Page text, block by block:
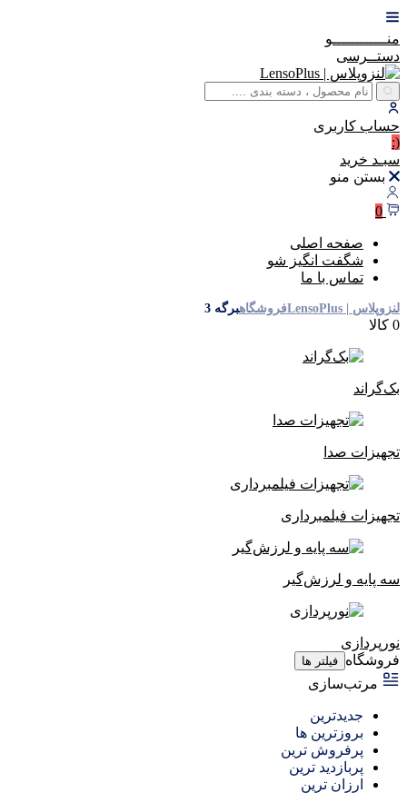
منــــــــــــو
دستــرسی
حساب کاربری
(:
سبـد خرید
بستن منو
0
صفحه اصلی
شگفت انگیز شو
تماس با ما
لنزوپلاس | LensoPlus فروشگاهبرگه 3
0 کالا
بک‌گراند
تجهیزات صدا
تجهیزات فیلمبرداری
سه پایه و لرزش‌گیر
نورپردازی
فروشگاه فیلتر ها
مرتب‌سازی
جدیدترین
بروزترین ها
پرفروش ترین
پربازدید ترین
ارزان ترین